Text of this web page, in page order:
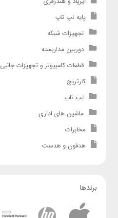
پایه لپ تاپ
تجهیزات شبکه
دوربین مداربسته
قطعات کامپیوتر و تجهیزات جانبی
کارتریج
لپ تاپ
ماشین های اداری
مخابرات
هدفون و هدست
برندها